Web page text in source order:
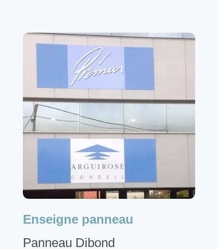
Enseigne panneau
Panneau Dibond